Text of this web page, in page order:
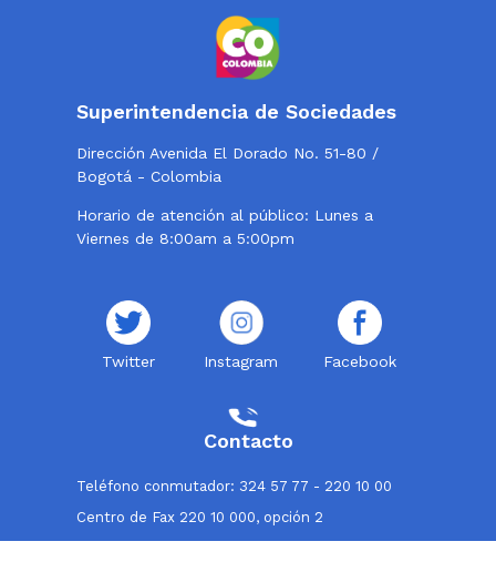
Superintendencia de Sociedades
Dirección Avenida El Dorado No. 51-80 /
Bogotá - Colombia
Horario de atención al público: Lunes a
Viernes de 8:00am a 5:00pm
Twitter Instagram Facebook
Contacto
Teléfono conmutador: 324 57 77 - 220 10 00
Centro de Fax 220 10 000, opción 2